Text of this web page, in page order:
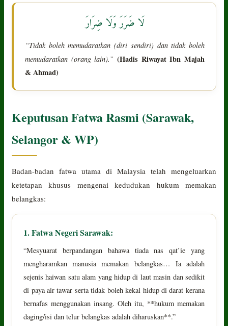
لَا ضَرَرَ وَلَا ضِرَارَ
“Tidak boleh memudaratkan (diri sendiri) dan tidak boleh
memudaratkan (orang lain).” (Hadis Riwayat Ibn Majah
& Ahmad)
Keputusan Fatwa Rasmi (Sarawak,
Selangor & WP)
Badan-badan fatwa utama di Malaysia telah mengeluarkan
ketetapan khusus mengenai kedudukan hukum memakan
belangkas:
1. Fatwa Negeri Sarawak:
“Mesyuarat berpandangan bahawa tiada nas qat’ie yang
mengharamkan manusia memakan belangkas… Ia adalah
sejenis haiwan satu alam yang hidup di laut masin dan sedikit
di paya air tawar serta tidak boleh kekal hidup di darat kerana
bernafas menggunakan insang. Oleh itu, **hukum memakan
daging/isi dan telur belangkas adalah diharuskan**.”